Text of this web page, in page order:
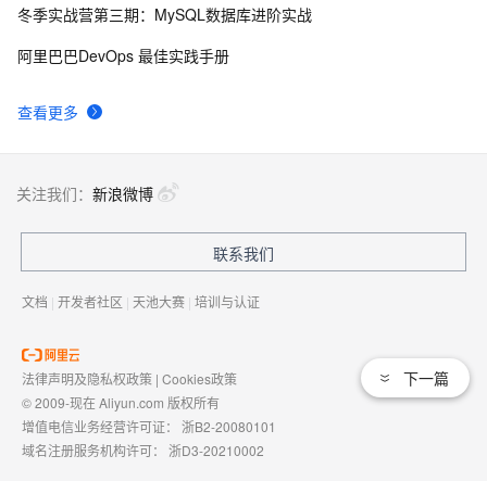
交互体验。
务机器人不止于聊天
替人类奔赴灾难场景
查看更多
冬季实战营第三期：MySQL数据库进阶实战
阿里巴巴DevOps 最佳实践手册
下一篇
关注我们： 新浪微博
联系我们
文档 | 开发者社区 | 天池大赛 | 培训与认证
法律声明及隐私权政策 | Cookies政策
© 2009-现在 Aliyun.com 版权所有
增值电信业务经营许可证： 浙B2-20080101
域名注册服务机构许可： 浙D3-20210002